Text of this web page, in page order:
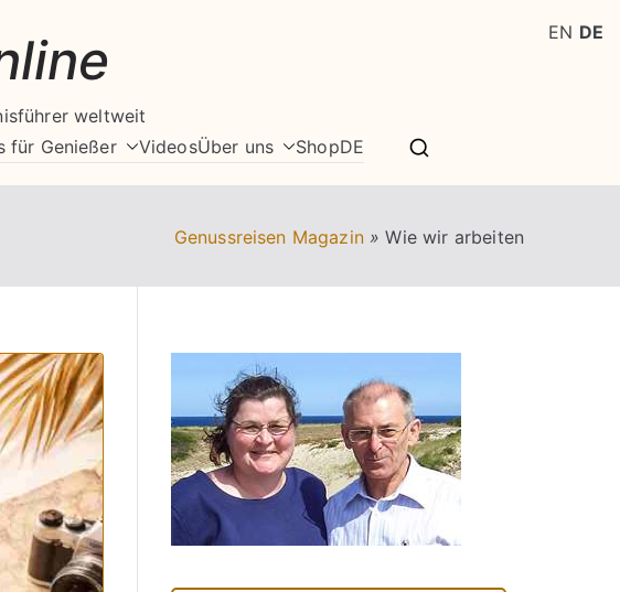
weltweit
für Genießer VideosÜber uns ShopDE
Genussreisen Magazin » Wie wir arbeiten
EN DE